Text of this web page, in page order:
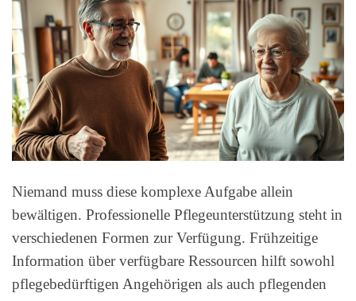
Niemand muss diese komplexe Aufgabe allein
bewältigen. Professionelle Pflegeunterstützung steht in
verschiedenen Formen zur Verfügung. Frühzeitige
Information über verfügbare Ressourcen hilft sowohl
pflegebedürftigen Angehörigen als auch pflegenden